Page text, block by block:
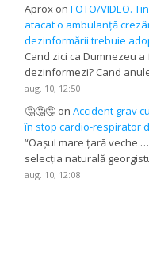
Aprox onFOTO/VIDEO.
atacat o ambulanță
dezinformării trebuie
Cand zici ca Dumnezeu
dezinformezi? Cand
aug. 10, 12:50
🤔🤔🤔 onAccident grav
în stop cardio-respirator
“Oașul mare țară veche
selecția naturală
aug. 10, 12:08